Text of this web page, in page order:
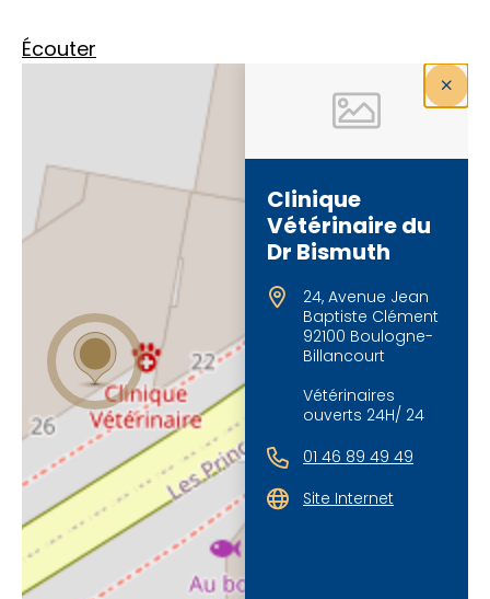
Écouter
Clinique
Vétérinaire du
Dr Bismuth
24, Avenue Jean
Baptiste Clément
92100 Boulogne-
Billancourt
Vétérinaires
ouverts 24H/ 24
01 46 89 49 49
Site Internet